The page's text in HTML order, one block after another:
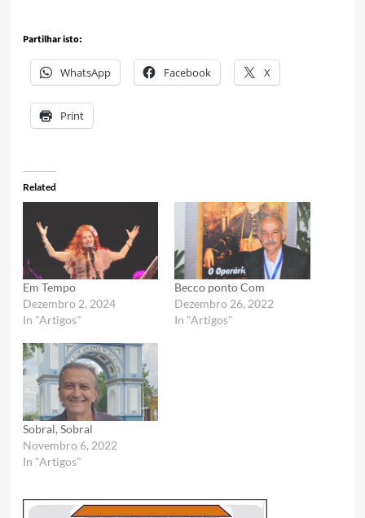
Partilhar isto:
WhatsApp Facebook X
Print
Related
Em Tempo
Dezembro 2, 2024
In "Artigos"
Becco ponto Com
Dezembro 26, 2022
In "Artigos"
Sobral, Sobral
Novembro 6, 2022
In "Artigos"